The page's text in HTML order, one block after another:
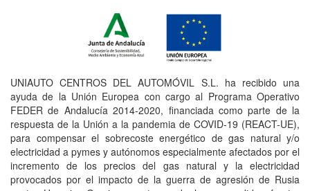
UNIAUTO CENTROS DEL AUTOMÓVIL S.L. ha recibido una
ayuda de la Unión Europea con cargo al Programa Operativo
FEDER de Andalucía 2014-2020, financiada como parte de la
respuesta de la Unión a la pandemia de COVID-19 (REACT-UE),
para compensar el sobrecoste energético de gas natural y/o
electricidad a pymes y autónomos especialmente afectados por el
incremento de los precios del gas natural y la electricidad
provocados por el impacto de la guerra de agresión de Rusia